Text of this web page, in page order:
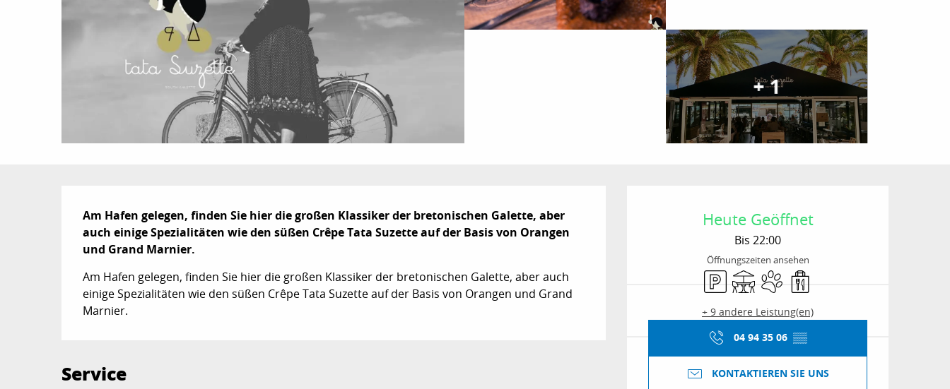
+ 1
Öffnungszeiten &
Heute Geöffnet
Bis 22:00
Öffnungszeiten ansehen
ParkplatzTerrasseTiere erlaubtVerkauf zum Mitnehmen
+ 9 andere Leistung(en)
04 94 35 06 ▒▒
KONTAKTIEREN SIE UNS
Beschreibung
Am Hafen gelegen, finden Sie hier die großen Klassiker der bretonischen Galette, aber
auch einige Spezialitäten wie den süßen Crêpe Tata Suzette auf der Basis von Orangen
und Grand Marnier.
Am Hafen gelegen, finden Sie hier die großen Klassiker der bretonischen Galette, aber auch
einige Spezialitäten wie den süßen Crêpe Tata Suzette auf der Basis von Orangen und Grand
Marnier.
Service